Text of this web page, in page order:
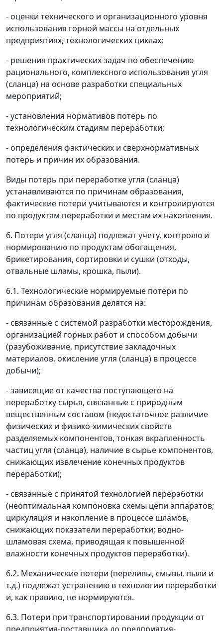
- оценки технического и организационного уровня
использования горной массы на отдельных
предприятиях, технологических циклах;
- решения практических задач по обеспечению
рационального, комплексного использования угля
(сланца) на основе разработки специальных
мероприятий;
- установления нормативов потерь по
технологическим стадиям переработки;
- определения фактических и сверхнормативных
потерь и причин их образования.
Виды потерь при переработке угля (сланца)
устанавливаются по причинам образования,
фактические потери учитываются и контролируются
по продуктам переработки и местам их накопления.
6. Потери угля (сланца) подлежат учету, контролю и
нормированию по продуктам обогащения,
брикетирования, сортировки и сушки (отходы,
отвальные шламы, крошка, пыли).
6.1. Технологические нормируемые потери по
причинам образования делятся на:
- связанные с системой разработки месторождения,
организацией горных работ и способом добычи
(разубоживание, присутствие закладочных
материалов, окисление угля (сланца) в процессе
добычи);
- зависящие от качества поступающего на
переработку сырья, связанные с природным
вещественным составом (недостаточное различие
физических и физико-химических свойств
разделяемых компонентов, тонкая вкрапленность
частиц угля (сланца), наличие в сырье компонентов,
снижающих извлечение конечных продуктов
переработки);
- связанные с принятой технологией переработки
(неоптимальная компоновка схемы цепи аппаратов;
циркуляция и накопление в процессе шламов,
снижающих показатели переработки; водно-
шламовая схема, приводящая к повышенной
влажности конечных продуктов переработки).
6.2. Механические потери (переливы, смывы, пыли и
т.д.) подлежат устранению в технологии переработки
и, как правило, не нормируются.
6.3. Потери при транспортировании продукции от